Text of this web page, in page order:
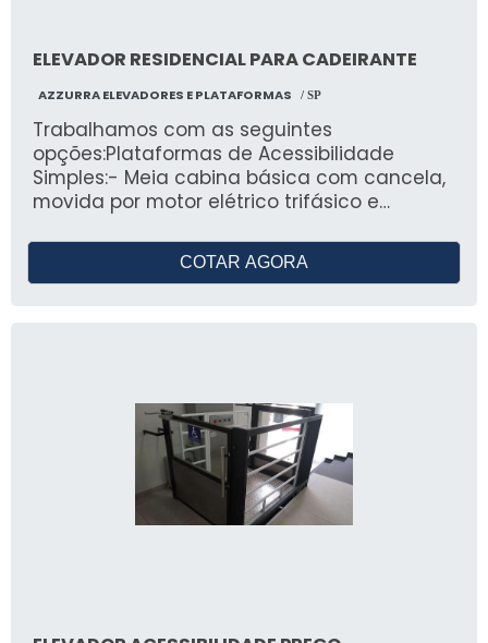
ELEVADOR RESIDENCIAL PARA CADEIRANTE
AZZURRA ELEVADORES E PLATAFORMAS / SP
Trabalhamos com as seguintes
opções:Plataformas de Acessibilidade
Simples:- Meia cabina básica com cancela,
movida por motor elétrico trifásico e
de aço carbono com pintura eletrostática e
acabamentos em chapa de aço ou vidro e
suportada: 250 kg ou 1 cadeirante com
acompanhante.Plataformas de
Acessibilidade | Cabina Inteira:- Plataforma
com cabina inteira movida por motor
elétrico trifásico e sistema de elevação por
aço ou vidro e comando de painel
COTAR AGORA